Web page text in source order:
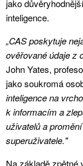
jako
inteligence.
„CAS poskytuje
ověřované údaje z
John Yates,
jako soukromá
inteligence na
k informacím a
uživatelů a
superuživatele."
Na základě zpětné